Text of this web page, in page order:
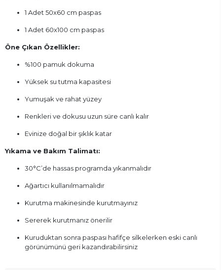
1 Adet 50x60 cm paspas
1 Adet 60x100 cm paspas
Öne Çıkan Özellikler:
%100 pamuk dokuma
Yüksek su tutma kapasitesi
Yumuşak ve rahat yüzey
Renkleri ve dokusu uzun süre canlı kalır
Evinize doğal bir şıklık katar
Yıkama ve Bakım Talimatı:
30°C’de hassas programda yıkanmalıdır
Ağartıcı kullanılmamalıdır
Kurutma makinesinde kurutmayınız
Sererek kurutmanız önerilir
Kuruduktan sonra paspası hafifçe silkelerken eski canlı
görünümünü geri kazandırabilirsiniz